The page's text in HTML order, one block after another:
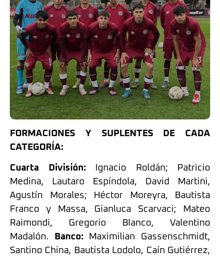
FORMACIONES Y SUPLENTES DE CADA
CATEGORÍA:
Cuarta División: Ignacio Roldán; Patricio
Medina, Lautaro Espíndola, David Martini,
Agustín Morales; Héctor Moreyra, Bautista
Franco y Massa, Gianluca Scarvaci; Mateo
Raimondi, Gregorio Blanco, Valentino
Madalón.
Banco: Maximilian Gassenschmidt,
Santino China, Bautista Lodolo, Caín Gutiérrez,